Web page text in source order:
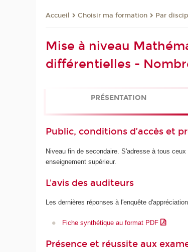
Accueil Choisir ma formation Par
Mise à niveau
différentielles -
PRÉSENTATION
Public, conditions d’accès et
Niveau fin de secondaire. S'adresse à tous
enseignement supérieur.
L'avis des auditeurs
Les dernières réponses à l'enquête
Fiche synthétique au format PDF
Présence et réussite aux